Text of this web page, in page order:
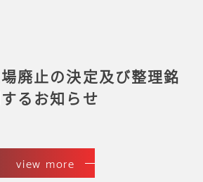
廃止の決定及び整理銘
るお知らせ
view more